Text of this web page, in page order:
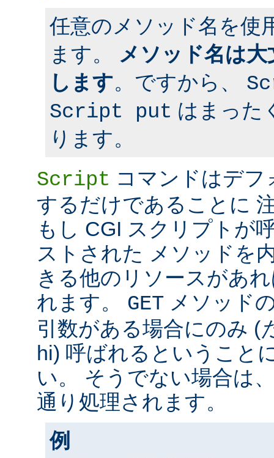
任意のメソッド名を使
ます。
メソッド名は
します。ですから、
Script put はまった
ります。
Script コマンドはデフ
するだけであることに
もし CGI スクリプトが
ストされた メソッドを
きる他のリソースがあ
れます。 GET メソッド
引数がある場合にのみ (
hi) 呼ばれるということ
い。 そうでない場合は
通り処理されます。
例